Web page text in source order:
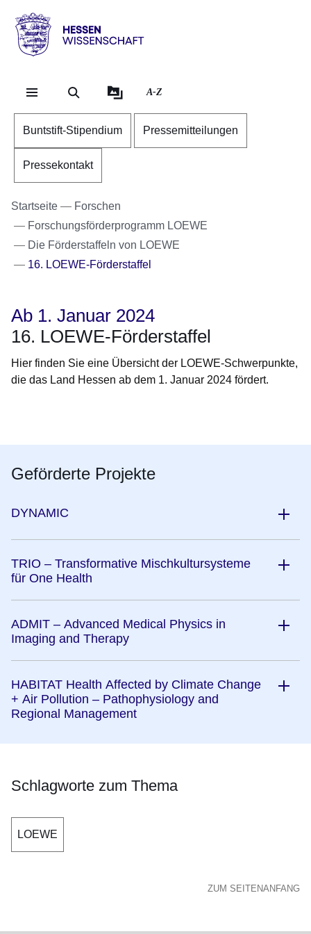
Hessen
Wissenschaft
A-Z
Buntstift-Stipendium Pressemitteilungen
Pressekontakt
Startseite
Forschen
Forschungsförderprogramm LOEWE
Die Förderstaffeln von LOEWE
16. LOEWE-Förderstaffel
Ab 1. Januar 2024
16. LOEWE-Förderstaffel
Hier finden Sie eine Übersicht der LOEWE-Schwerpunkte,
die das Land Hessen ab dem 1. Januar 2024 fördert.
Geförderte Projekte
DYNAMIC
TRIO – Transformative Mischkultursysteme
für One Health
ADMIT – Advanced Medical Physics in
Imaging and Therapy
HABITAT Health Affected by Climate Change
+ Air Pollution – Pathophysiology and
Regional Management
Schlagworte zum Thema
LOEWE
ZUM SEITENANFANG